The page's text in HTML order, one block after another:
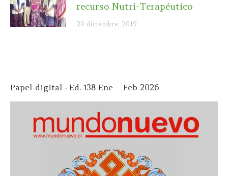
recurso Nutri-Terapéutico
20 diciembre, 2019
Papel digital · Ed. 138 Ene – Feb 2026